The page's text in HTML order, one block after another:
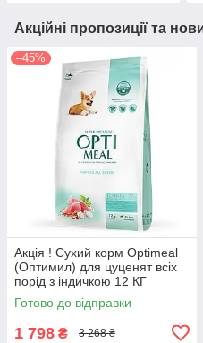
Акційні пропозиції та
–45%
Акція ! Сухий корм Optimeal
(Оптимил) для цуценят всіх
порід з індичкою 12 КГ
Готово до відправки
1 798 ₴ 3 268 ₴